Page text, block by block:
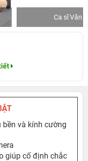
Ca sĩ Văn
và kính cường
giúp cố định chắc